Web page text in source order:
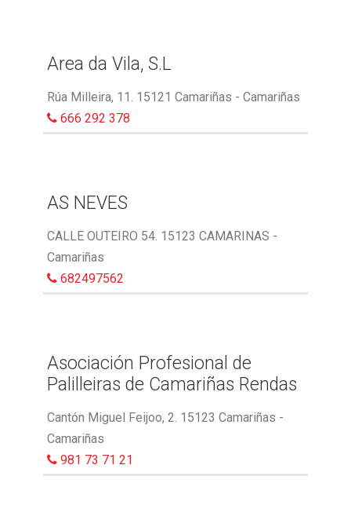
Area da Vila, S.L
Rúa Milleira, 11. 15121 Camariñas - Camariñas
666 292 378
AS NEVES
CALLE OUTEIRO 54. 15123 CAMARINAS -
Camariñas
682497562
Asociación Profesional de
Palilleiras de Camariñas Rendas
Cantón Miguel Feijoo, 2. 15123 Camariñas -
Camariñas
981 73 71 21